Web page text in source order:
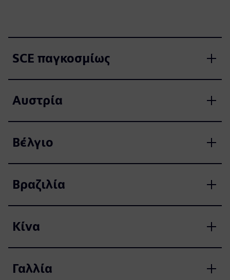
SCE παγκοσμίως
Αυστρία
Βέλγιο
Βραζιλία
Κίνα
Γαλλία